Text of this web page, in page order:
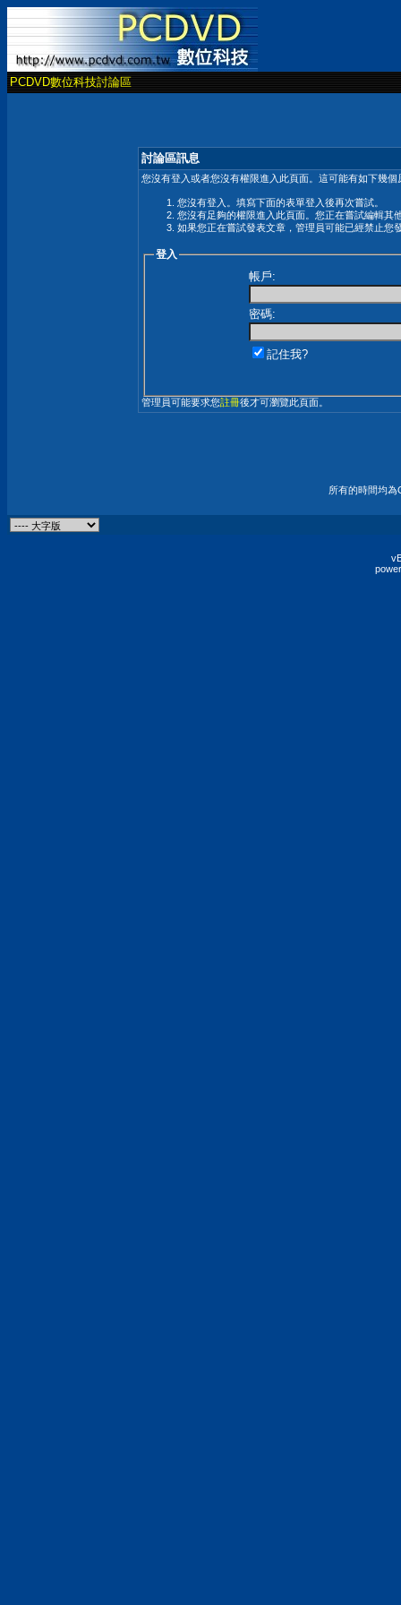
PCDVD數位科技討論區
討論區訊息
您沒有登入或者您沒有權限進入此頁面。這可能有如下幾個
您沒有登入。填寫下面的表單登入後再次嘗試。
您沒有足夠的權限進入此頁面。您正在嘗試編輯其
如果您正在嘗試發表文章，管理員可能已經禁止您
登入
帳戶:
密碼:
記住我?
管理員可能要求您註冊後才可瀏覽此頁面。
所有的時間均為